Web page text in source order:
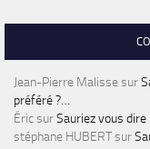
Jean-Pierre Malissesur
préféré ?…
ÉricsurSauriez vous
stéphane HUBERTsur